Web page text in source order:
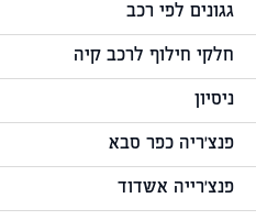
גגונים לפי רכב
חלקי חילוף לרכב קיה
ניסיון
פנצ'ריה כפר סבא
פנצ'רייה אשדוד